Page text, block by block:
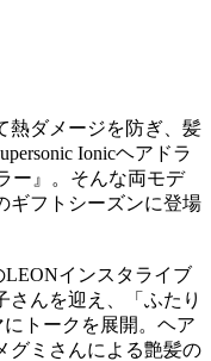
熱ダメージを防ぎ、髪
Ionicヘアドラ
ー』。そんな両モデ
ギフトシーズンに登場
LEONインスタライブ
さんを迎え、「ふたり
トークを展開。ヘア
グミさんによる艶髪の